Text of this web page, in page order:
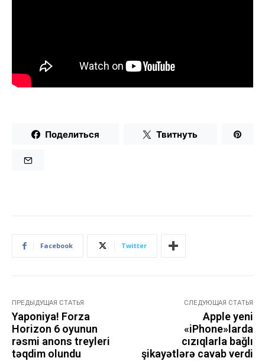
Поделиться Твитнуть
Facebook Twitter
ПРЕДЫДУЩАЯ СТАТЬЯ
Yaponiya! Forza
Horizon 6 oyunun
rəsmi anons treyleri
təqdim olundu
СЛЕДУЮЩАЯ СТАТЬЯ
Apple yeni
«iPhone»larda
cızıqlarla bağlı
şikayətlərə cavab verdi